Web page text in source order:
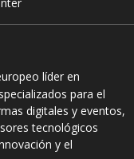
líder en
para el
digitales y eventos,
tecnológicos
y el